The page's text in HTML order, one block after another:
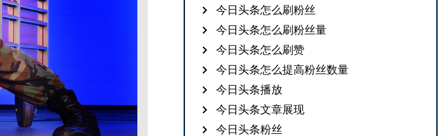
今日头条怎么刷粉丝
今日头条怎么刷粉丝量
今日头条怎么刷赞
今日头条怎么提高粉丝数量
今日头条播放
今日头条文章展现
今日头条粉丝